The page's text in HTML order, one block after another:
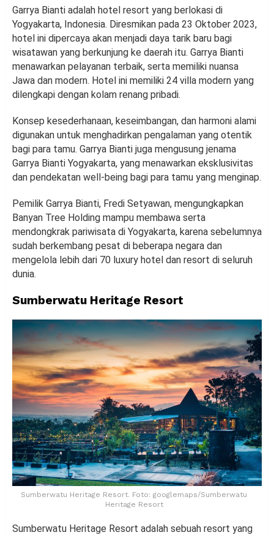
Garrya Bianti adalah hotel resort yang berlokasi di
Yogyakarta, Indonesia. Diresmikan pada 23 Oktober 2023,
hotel ini dipercaya akan menjadi daya tarik baru bagi
wisatawan yang berkunjung ke daerah itu. Garrya Bianti
menawarkan pelayanan terbaik, serta memiliki nuansa
Jawa dan modern. Hotel ini memiliki 24 villa modern yang
dilengkapi dengan kolam renang pribadi.
Konsep kesederhanaan, keseimbangan, dan harmoni alami
digunakan untuk menghadirkan pengalaman yang otentik
bagi para tamu. Garrya Bianti juga mengusung jenama
Garrya Bianti Yogyakarta, yang menawarkan eksklusivitas
dan pendekatan well-being bagi para tamu yang menginap.
Pemilik Garrya Bianti, Fredi Setyawan, mengungkapkan
Banyan Tree Holding mampu membawa serta
mendongkrak pariwisata di Yogyakarta, karena sebelumnya
sudah berkembang pesat di beberapa negara dan
mengelola lebih dari 70 luxury hotel dan resort di seluruh
dunia.
Sumberwatu Heritage Resort
Sumberwatu Heritage Resort. Foto: googlemaps/Sumberwatu
Heritage Resort
Sumberwatu Heritage Resort adalah sebuah resort yang